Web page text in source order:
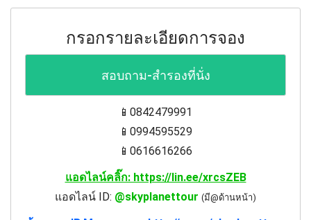
กรอกรายละเอียดการจอง
สอบถาม-สำรองที่นั่ง
📱0842479991
📱0994595529
📱0616616266
แอดไลน์คลิ๊ก: https://lin.ee/xrcsZEB
แอดไลน์ ID: @skyplanettour (มี@ด้านหน้า)